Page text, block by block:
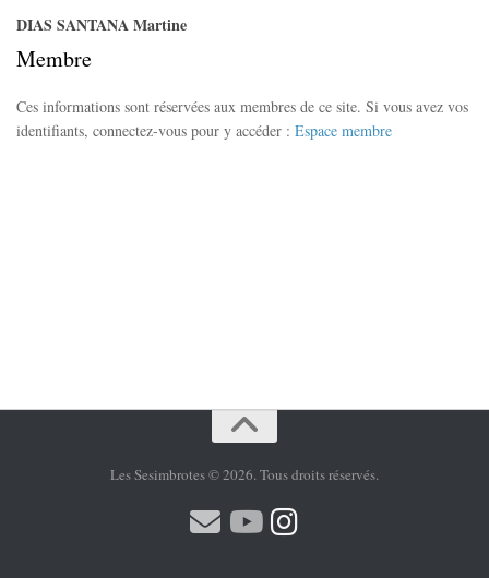
DIAS SANTANA Martine
Membre
Ces informations sont réservées aux membres de ce site. Si vous avez vos
identifiants, connectez-vous pour y accéder : Espace membre
Les Sesimbrotes © 2026. Tous droits réservés.